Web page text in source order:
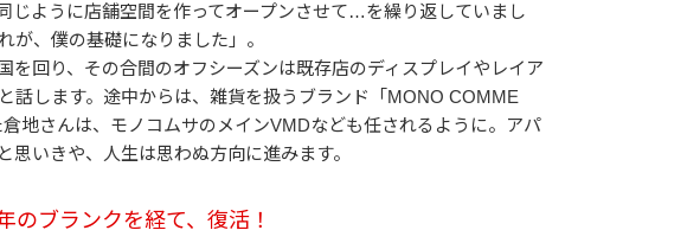
じように店舗空間を作ってオープンさせて…を繰り返していまし
が、僕の基礎になりました」。
を回り、その合間のオフシーズンは既存店のディスプレイやレイア
話します。途中からは、雑貨を扱うブランド「MONO COMME
地さんは、モノコムサのメインVMDなども任されるように。アパ
いきや、人生は思わぬ方向に進みます。
のブランクを経て、復活！